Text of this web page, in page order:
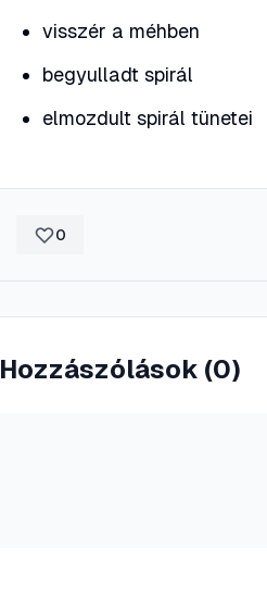
visszér a méhben
begyulladt spirál
elmozdult spirál tünetei
0
Hozzászólások (0)